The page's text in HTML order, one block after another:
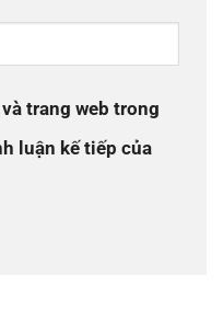
trang web trong
luận kế tiếp của